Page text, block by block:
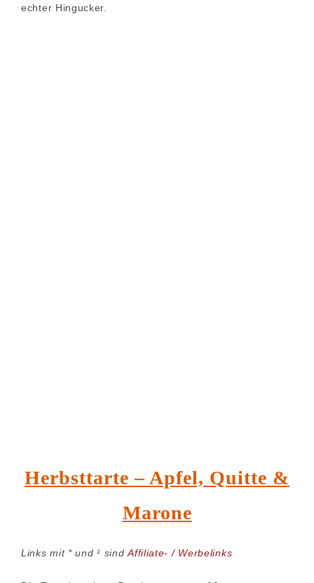
echter Hingucker.
Herbsttarte – Apfel, Quitte &
Marone
Links mit * und ¹ sindAffiliate- / Werbelinks